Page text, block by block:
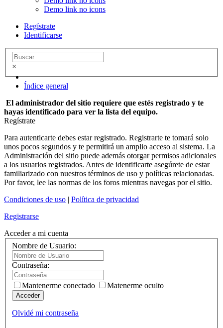
Demo link no icons
Regístrate
Identificarse
×
Índice general
El administrador del sitio requiere que estés registrado y te
hayas identificado para ver la lista del equipo.
Regístrate
Para autenticarte debes estar registrado. Registrarte te tomará solo
unos pocos segundos y te permitirá un amplio acceso al sistema. La
Administración del sitio puede además otorgar permisos adicionales
a los usuarios registrados. Antes de identificarte asegúrete de estar
familiarizado con nuestros términos de uso y políticas relacionadas.
Por favor, lee las normas de los foros mientras navegas por el sitio.
Condiciones de uso | Política de privacidad
Registrarse
Acceder a mi cuenta
Nombre de Usuario:
Contraseña:
Mantenerme conectado Matenerme oculto
Acceder
Olvidé mi contraseña